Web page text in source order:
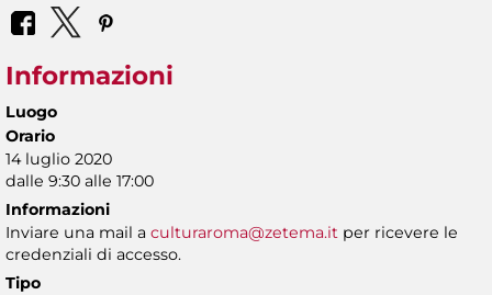
Informazioni
Luogo
Orario
14 luglio 2020
dalle 9:30 alle 17:00
Informazioni
Inviare una mail a culturaroma@zetema.it per ricevere le
credenziali di accesso.
Tipo